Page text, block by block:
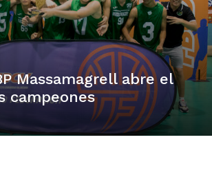
Massamagrell abre el
campeones